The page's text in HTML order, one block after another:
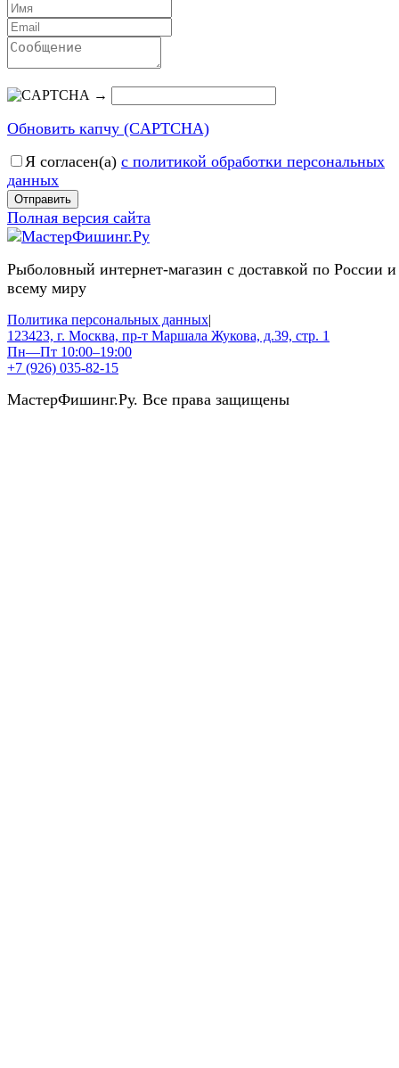
→
Обновить капчу (CAPTCHA)
Я согласен(a) с политикой обработки персональных
данных
Отправить
Полная версия сайта
Рыболовный интернет-магазин с доставкой по России и
всему миру
Политика персональных данных|
123423, г. Москва, пр-т Маршала Жукова, д.39, стр. 1
Пн—Пт 10:00–19:00
+7 (926) 035-82-15
МастерФишинг.Ру. Все права защищены